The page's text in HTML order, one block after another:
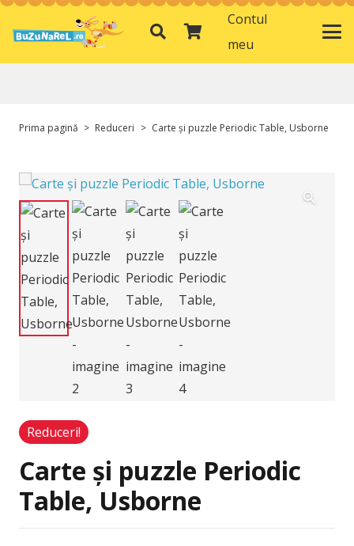
Contul
meu
Prima pagină > Reduceri > Carte și puzzle Periodic Table, Usborne
Reduceri!
Carte și puzzle Periodic
Table, Usborne